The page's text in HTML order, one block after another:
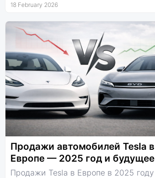
18 February 2026
Продажи автомобилей Tesla в
Европе — 2025 год и будущее
Продажи Tesla в Европе в 2025 году